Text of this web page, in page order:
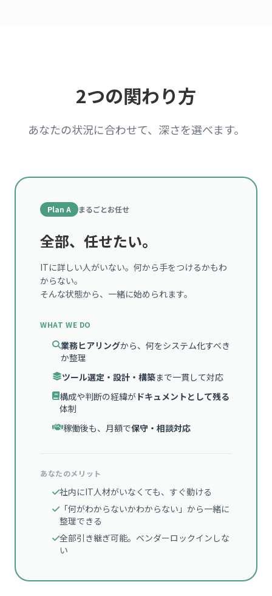
2つの関わり方
あなたの状況に合わせて、深さを選べます。
Plan A まるごとお任せ
全部、任せたい。
ITに詳しい人がいない。何から手をつけるかもわ
からない。
そんな状態から、一緒に始められます。
WHAT WE DO
業務ヒアリングから、何をシステム化すべき
か整理
ツール選定・設計・構築まで一貫して対応
構成や判断の経緯がドキュメントとして残る
体制
稼働後も、月額で保守・相談対応
あなたのメリット
社内にIT人材がいなくても、すぐ動ける
「何がわからないかわからない」から一緒に
整理できる
全部引き継ぎ可能。ベンダーロックインしな
い